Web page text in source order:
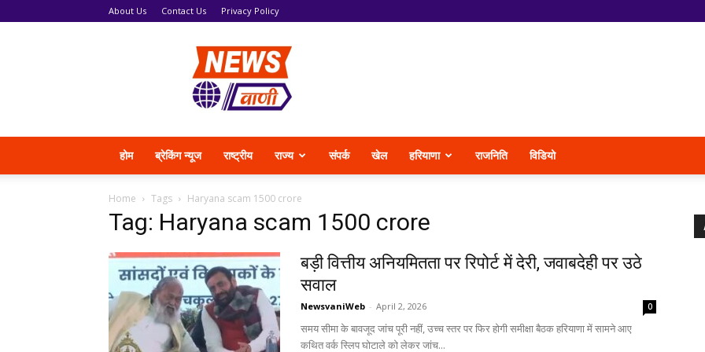
About Us Contact Us Privacy Policy
News
Vani
होम ब्रेकिंग न्यूज राष्ट्रीय राज्य संपर्क खेल हरियाणा राजनिति विडियो
Home Tags Haryana scam 1500 crore
Tag: Haryana scam 1500 crore
बड़ी वित्तीय अनियमितता पर रिपोर्ट में देरी, जवाबदेही पर उठे
सवाल
NewsvaniWeb - April 2, 2026 0
समय सीमा के बावजूद जांच पूरी नहीं, उच्च स्तर पर फिर होगी समीक्षा बैठक हरियाणा में सामने आए
कथित वर्क स्लिप घोटाले को लेकर जांच...